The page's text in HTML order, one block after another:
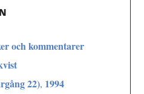
och kommentarer
22), 1994